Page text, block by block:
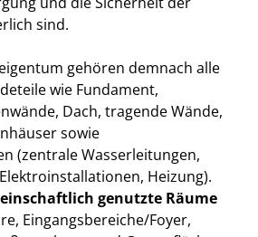
sind.
gehören demnach alle
wie Fundament,
Dach, tragende Wände,
sowie
(zentrale Wasserleitungen,
Heizung).
genutzte Räume
Eingangsbereiche/Foyer,